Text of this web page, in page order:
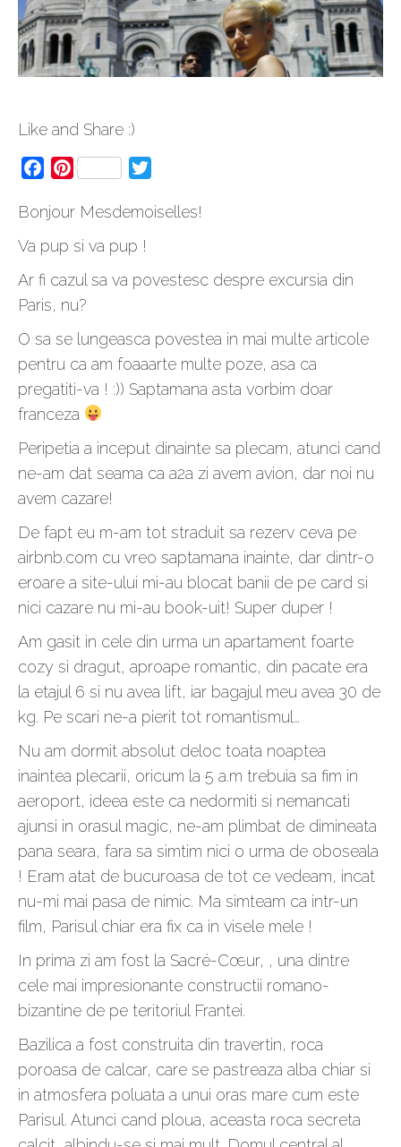
Like and Share :)
FacebookPinterest
Bonjour Mesdemoiselles!
Va pup si va pup !
Ar fi cazul sa va povestesc despre excursia din
Paris, nu?
O sa se lungeasca povestea in mai multe articole
pentru ca am foaaarte multe poze, asa ca
pregatiti-va ! :)) Saptamana asta vorbim doar
franceza
Peripetia a inceput dinainte sa plecam, atunci cand
ne-am dat seama ca a2a zi avem avion, dar noi nu
avem cazare!
De fapt eu m-am tot straduit sa rezerv ceva pe
airbnb.com cu vreo saptamana inainte, dar dintr-o
eroare a site-ului mi-au blocat banii de pe card si
nici cazare nu mi-au book-uit! Super duper !
Am gasit in cele din urma un apartament foarte
cozy si dragut, aproape romantic, din pacate era
la etajul 6 si nu avea lift, iar bagajul meu avea 30 de
kg. Pe scari ne-a pierit tot romantismul…
Nu am dormit absolut deloc toata noaptea
inaintea plecarii, oricum la 5 a.m trebuia sa fim in
aeroport, ideea este ca nedormiti si nemancati
ajunsi in orasul magic, ne-am plimbat de dimineata
pana seara, fara sa simtim nici o urma de oboseala
! Eram atat de bucuroasa de tot ce vedeam, incat
nu-mi mai pasa de nimic. Ma simteam ca intr-un
film, Parisul chiar era fix ca in visele mele !
In prima zi am fost la Sacré-Cœur, , una dintre
cele mai impresionante constructii romano-
bizantine de pe teritoriul Frantei.
Bazilica a fost construita din travertin, roca
poroasa de calcar, care se pastreaza alba chiar si
in atmosfera poluata a unui oras mare cum este
Parisul. Atunci cand ploua, aceasta roca secreta